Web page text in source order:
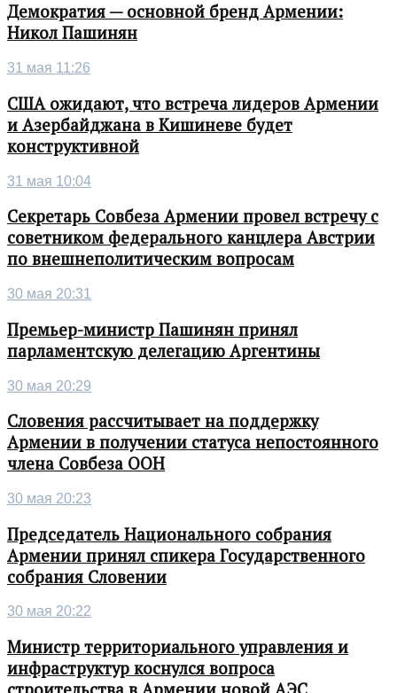
Демократия — основной бренд Армении:
Никол Пашинян
31 мая 11:26
США ожидают, что встреча лидеров Армении
и Азербайджана в Кишиневе будет
конструктивной
31 мая 10:04
Секретарь Совбеза Армении провел встречу с
советником федерального канцлера Австрии
по внешнеполитическим вопросам
30 мая 20:31
Премьер-министр Пашинян принял
парламентскую делегацию Аргентины
30 мая 20:29
Словения рассчитывает на поддержку
Армении в получении статуса непостоянного
члена Совбеза ООН
30 мая 20:23
Председатель Национального собрания
Армении принял спикера Государственного
собрания Словении
30 мая 20:22
Министр территориального управления и
инфраструктур коснулся вопроса